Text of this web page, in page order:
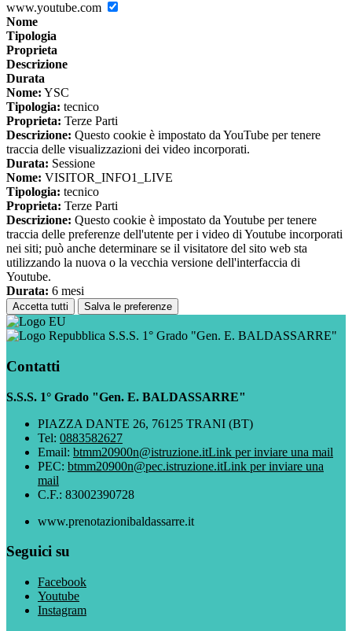
www.youtube.com
Nome
Tipologia
Proprieta
Descrizione
Durata
Nome: YSC
Tipologia: tecnico
Proprieta: Terze Parti
Descrizione: Questo cookie è impostato da YouTube per tenere
traccia delle visualizzazioni dei video incorporati.
Durata: Sessione
Nome: VISITOR_INFO1_LIVE
Tipologia: tecnico
Proprieta: Terze Parti
Descrizione: Questo cookie è impostato da Youtube per tenere
traccia delle preferenze dell'utente per i video di Youtube incorporati
nei siti; può anche determinare se il visitatore del sito web sta
utilizzando la nuova o la vecchia versione dell'interfaccia di
Youtube.
Durata: 6 mesi
Accetta tutti Salva le preferenze
S.S.S. 1° Grado "Gen. E. BALDASSARRE"
Contatti
S.S.S. 1° Grado "Gen. E. BALDASSARRE"
PIAZZA DANTE 26, 76125 TRANI (BT)
Tel: 0883582627
Email: btmm20900n@istruzione.itLink per inviare una mail
PEC: btmm20900n@pec.istruzione.itLink per inviare una
mail
C.F.: 83002390728
www.prenotazionibaldassarre.it
Seguici su
Facebook
Youtube
Instagram